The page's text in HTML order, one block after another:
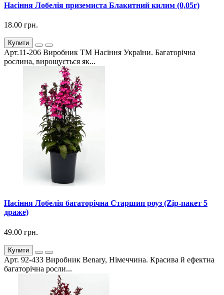
Насіння Лобелія приземиста Блакитний килим (0,05г)
18.00 грн.
Купити
Арт.11-206 Виробник ТМ Насіння України. Багаторічна
рослина, вирощується як...
Насіння Лобелія багаторічна Старшип роуз (Zip-пакет 5
драже)
49.00 грн.
Купити
Арт. 92-433 Виробник Benary, Німеччина. Красива й ефектна
багаторічна росли...